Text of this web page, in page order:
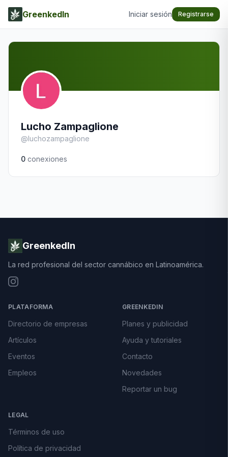
GreenkedIn Iniciar sesión Registrarse
Lucho Zampaglione
@luchozampaglione
0 conexiones
GreenkedIn
La red profesional del sector cannábico en Latinoamérica.
PLATAFORMA
Directorio de empresas
Artículos
Eventos
Empleos
GREENKEDIN
Planes y publicidad
Ayuda y tutoriales
Contacto
Novedades
Reportar un bug
LEGAL
Términos de uso
Política de privacidad